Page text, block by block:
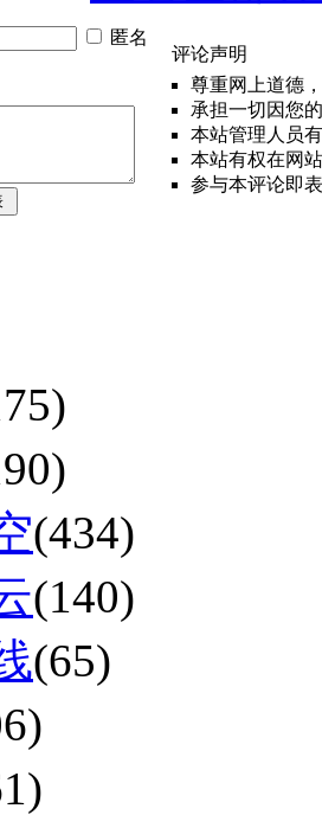
匿名
评论声明
尊重网上道德
承担一切因您
本站管理人员
本站有权在网
参与本评论即
(434)
(140)
(65)